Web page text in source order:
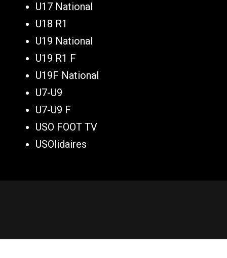
U17 National
U18 R1
U19 National
U19 R1 F
U19F National
U7-U9
U7-U9 F
USO FOOT TV
USOlidaires